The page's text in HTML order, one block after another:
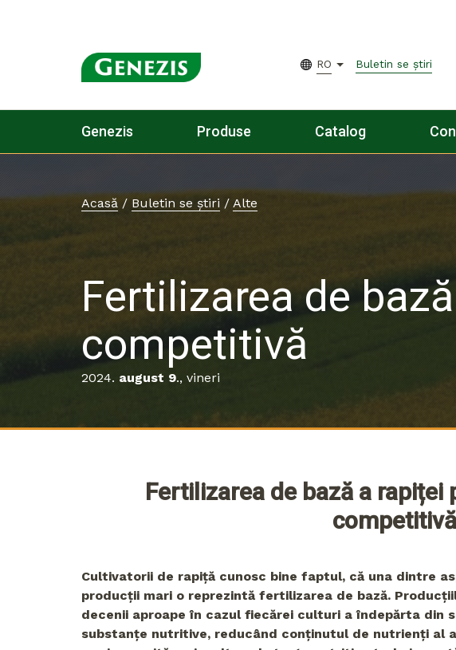
RO Buletin se știri
Genezis Produse Catalog
Acasă / Buletin se știri / Alte
Fertilizarea de
competitivă
2024. august 9., vineri
Fertilizarea de bază a
competitivă
Cultivatorii de rapiță cunosc bine faptul, că una dintre
producții mari o reprezintă fertilizarea de bază.
decenii aproape în cazul fiecărei culturi a îndepărta din
substanțe nutritive, reducând conținutul de nutrienți al